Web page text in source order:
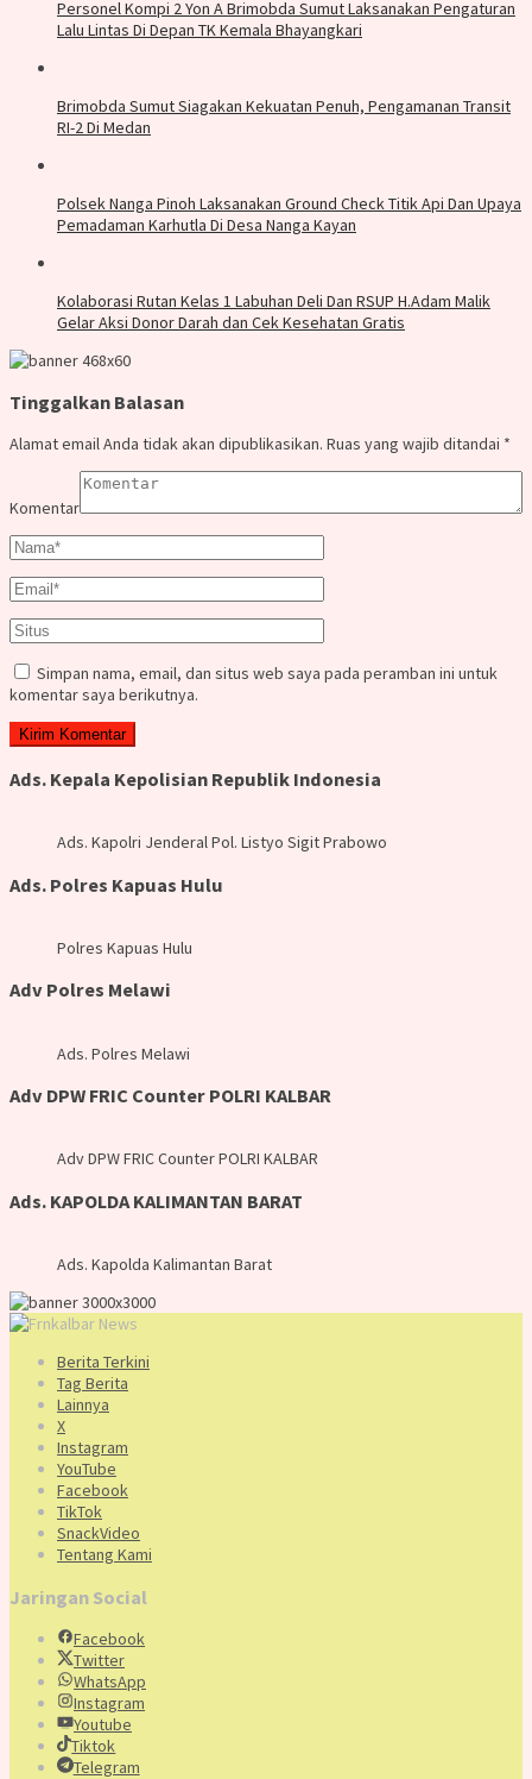
Personel Kompi 2 Yon A Brimobda Sumut Laksanakan Pengaturan
Lalu Lintas Di Depan TK Kemala Bhayangkari
Brimobda Sumut Siagakan Kekuatan Penuh, Pengamanan Transit
RI-2 Di Medan
Polsek Nanga Pinoh Laksanakan Ground Check Titik Api Dan Upaya
Pemadaman Karhutla Di Desa Nanga Kayan
Kolaborasi Rutan Kelas 1 Labuhan Deli Dan RSUP H.Adam Malik
Gelar Aksi Donor Darah dan Cek Kesehatan Gratis
Tinggalkan Balasan
Alamat email Anda tidak akan dipublikasikan. Ruas yang wajib ditandai *
Komentar
Simpan nama, email, dan situs web saya pada peramban ini untuk
komentar saya berikutnya.
Ads. Kepala Kepolisian Republik Indonesia
Ads. Kapolri Jenderal Pol. Listyo Sigit Prabowo
Ads. Polres Kapuas Hulu
Polres Kapuas Hulu
Adv Polres Melawi
Ads. Polres Melawi
Adv DPW FRIC Counter POLRI KALBAR
Adv DPW FRIC Counter POLRI KALBAR
Ads. KAPOLDA KALIMANTAN BARAT
Ads. Kapolda Kalimantan Barat
Berita Terkini
Tag Berita
Lainnya
X
Instagram
YouTube
Facebook
TikTok
SnackVideo
Tentang Kami
Jaringan Social
Facebook
Twitter
WhatsApp
Instagram
Youtube
Tiktok
Telegram